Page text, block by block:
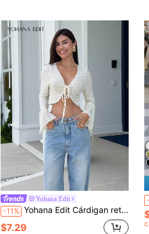
Yohana Edit
-11% Yohana Edit Cárdigan retro para mujer con escote en V, mangas acampanadas y cordón
$7.29